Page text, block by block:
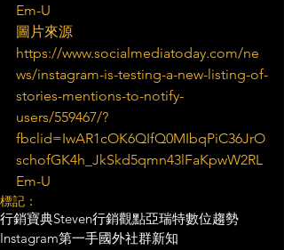
Em-U
圖片來源
https://www.socialmediatoday.com/ne
ws/instagram-is-testing-a-new-listing-of-
stories-mentions-to-notify-
users/559467/?
fbclid=IwAR1cOK6QIfQ0MIbqPiC36JrO
schofGK4h_JkSkd5qmn43lFaKpwW2RL
Em-U
標記：
行銷寶典Steven行銷觀點亞瑞特數位趨勢
Instagram第一手國外社群新知